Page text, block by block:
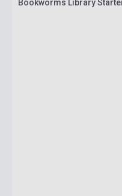
Bookworms Library